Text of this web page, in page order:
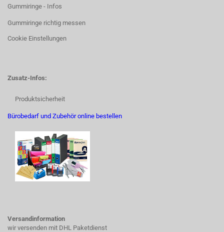
Gummiringe - Infos
Gummiringe richtig messen
Cookie Einstellungen
Zusatz-Infos:
Produktsicherheit
Bürobedarf und Zubehör online bestellen
Versandinformation
wir versenden mit DHL Paketdienst